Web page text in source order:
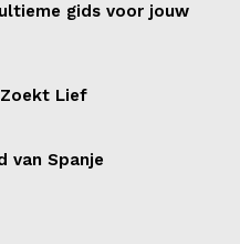
gids voor jouw
Lief
van Spanje